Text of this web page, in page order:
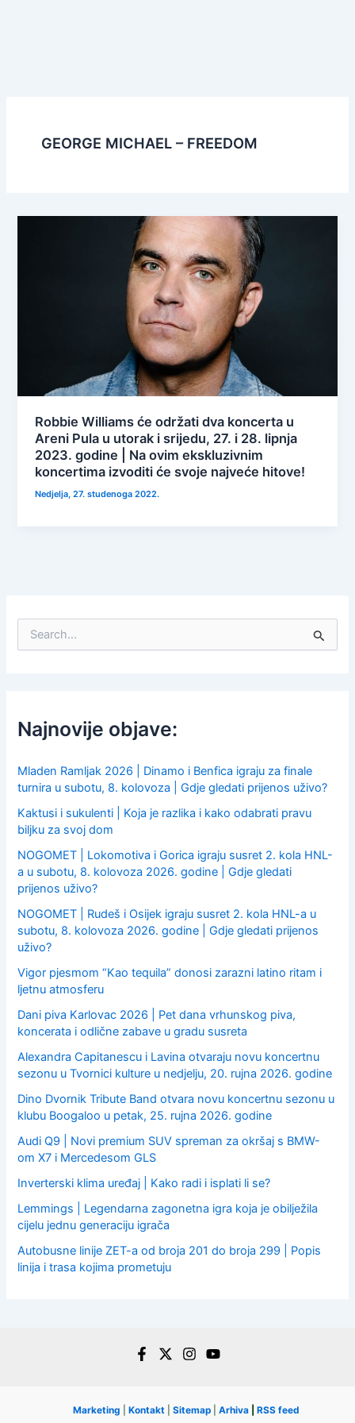
GEORGE MICHAEL – FREEDOM
Robbie Williams će održati dva koncerta u
Areni Pula u utorak i srijedu, 27. i 28. lipnja
2023. godine | Na ovim ekskluzivnim
koncertima izvoditi će svoje najveće hitove!
Nedjelja, 27. studenoga 2022.
f
o
:
Najnovije objave:
Mladen Ramljak 2026 | Dinamo i Benfica igraju za finale
turnira u subotu, 8. kolovoza | Gdje gledati prijenos uživo?
Kaktusi i sukulenti | Koja je razlika i kako odabrati pravu
biljku za svoj dom
NOGOMET | Lokomotiva i Gorica igraju susret 2. kola HNL-
a u subotu, 8. kolovoza 2026. godine | Gdje gledati
prijenos uživo?
NOGOMET | Rudeš i Osijek igraju susret 2. kola HNL-a u
subotu, 8. kolovoza 2026. godine | Gdje gledati prijenos
uživo?
Vigor pjesmom “Kao tequila” donosi zarazni latino ritam i
ljetnu atmosferu
Dani piva Karlovac 2026 | Pet dana vrhunskog piva,
koncerata i odlične zabave u gradu susreta
Alexandra Capitanescu i Lavina otvaraju novu koncertnu
sezonu u Tvornici kulture u nedjelju, 20. rujna 2026. godine
Dino Dvornik Tribute Band otvara novu koncertnu sezonu u
klubu Boogaloo u petak, 25. rujna 2026. godine
Audi Q9 | Novi premium SUV spreman za okršaj s BMW-
om X7 i Mercedesom GLS
Inverterski klima uređaj | Kako radi i isplati li se?
Lemmings | Legendarna zagonetna igra koja je obilježila
cijelu jednu generaciju igrača
Autobusne linije ZET-a od broja 201 do broja 299 | Popis
linija i trasa kojima prometuju
Marketing Kontakt Sitemap Arhiva RSS feed